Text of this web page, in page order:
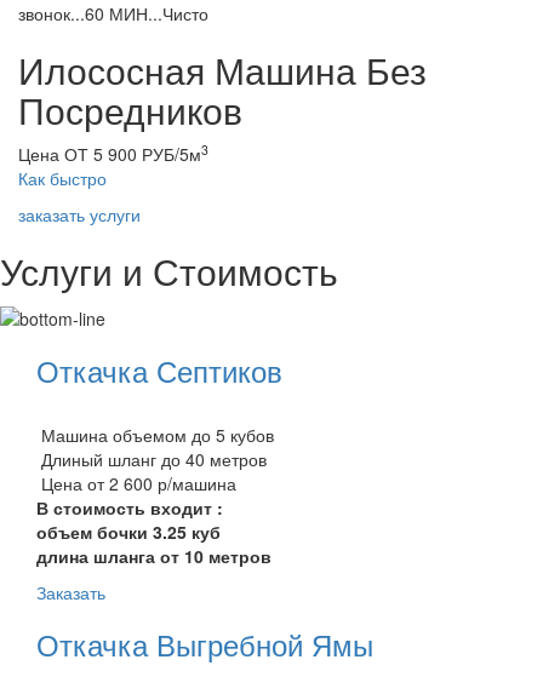
звонок...60 МИН...Чисто
Илососная Машина Без
Посредников
Цена ОТ 5 900 РУБ/5м3
Как быстро
заказать услуги
Услуги и Стоимость
Откачка Септиков
Машина объемом до 5 кубов
Длиный шланг до 40 метров
Цена от 2 600 р/машина
В стоимость входит :
объем бочки 3.25 куб
длина шланга от 10 метров
Заказать
Откачка Выгребной Ямы